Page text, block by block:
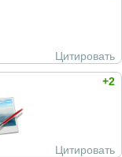
Цитировать
+2
Цитировать